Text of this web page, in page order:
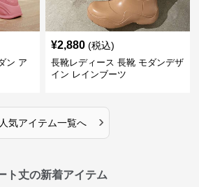
ン ア
¥2,880 (税込)
長靴レディース 長靴 モダンデザ
イン レインブーツ
人気アイテム一覧へ ›
ト丈の新着アイテム